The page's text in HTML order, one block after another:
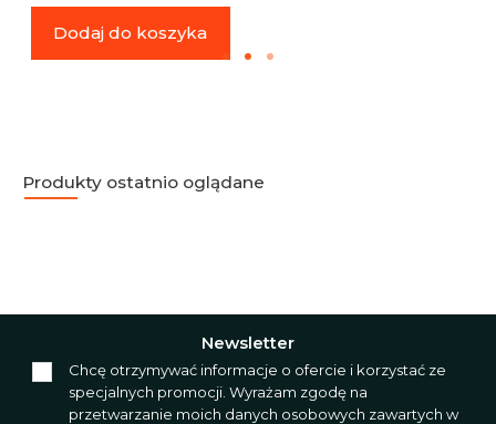
Dodaj do koszyka
Produkty ostatnio oglądane
Newsletter
Chcę otrzymywać informacje o ofercie i korzystać ze
specjalnych promocji. Wyrażam zgodę na
przetwarzanie moich danych osobowych zawartych w